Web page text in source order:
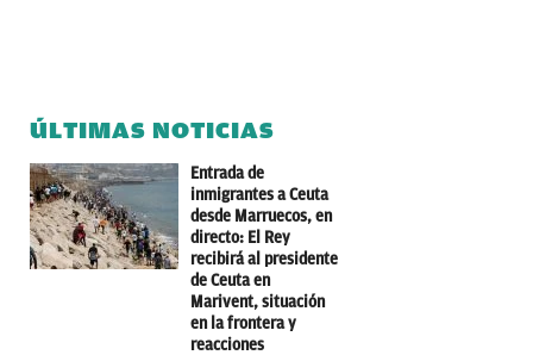
ÚLTIMAS NOTICIAS
Entrada de
inmigrantes a Ceuta
desde Marruecos, en
directo: El Rey
recibirá al presidente
de Ceuta en
Marivent, situación
en la frontera y
reacciones